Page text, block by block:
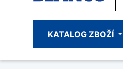
KATALOG ZBOŽÍ